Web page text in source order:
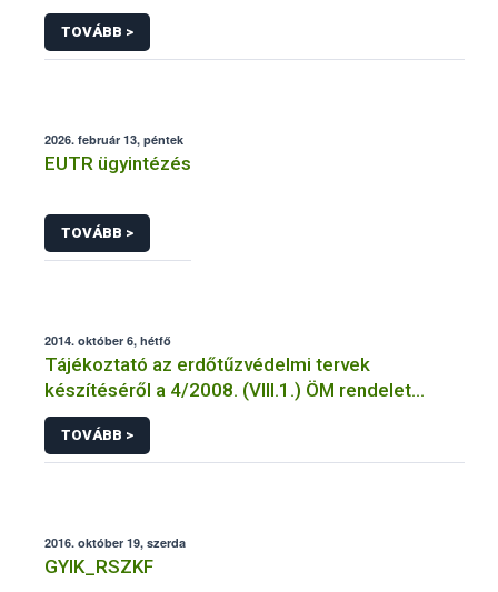
Egészségügyi Beléptetési Okmány: KEBO-D
(angolul: CHEDD) használata
TOVÁBB >
2026. február 13, péntek
EUTR ügyintézés
TOVÁBB >
2014. október 6, hétfő
Tájékoztató az erdőtűzvédelmi tervek
készítéséről a 4/2008. (VIII.1.) ÖM rendelet
előírásai alapján
TOVÁBB >
2016. október 19, szerda
GYIK_RSZKF